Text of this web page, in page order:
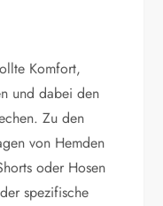
Komfort,
und dabei den
Zu den
von Hemden
oder Hosen
spezifische